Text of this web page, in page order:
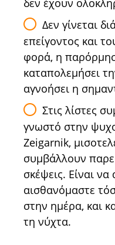
δεν έχουν
Δεν γίνεται
επείγοντος και
φορά, η
καταπολεμήσει
αγνοήσει η
Στις λίστες
γνωστό στην
Zeigarnik,
συμβάλλουν
σκέψεις. Είναι να
αισθανόμαστε
στην ημέρα, και
τη νύχτα.